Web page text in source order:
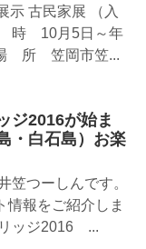
古民家展 （入
時 10月5日～年
所 笠岡市笠...
ジ2016が始ま
・白石島）お楽
笠つーしんです。
情報をご紹介しま
ッジ2016 ...